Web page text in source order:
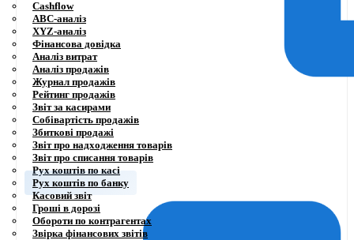
Cashflow
ABC-аналіз
XYZ-аналіз
Фінансова довідка
Аналіз витрат
Аналіз продажів
Журнал продажів
Рейтинг продажів
Звіт за касирами
Собівартість продажів
Збиткові продажі
Звіт про надходження товарів
Звіт про списання товарів
Рух коштів по касі
Рух коштів по банку
Касовий звіт
Гроші в дорозі
Обороти по контрагентах
Звірка фінансових звітів